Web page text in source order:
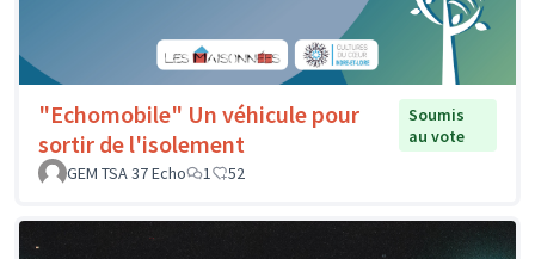
"Echomobile" Un véhicule pour
sortir de l'isolement
Soumis
au vote
GEM TSA 37 Echo
1 52